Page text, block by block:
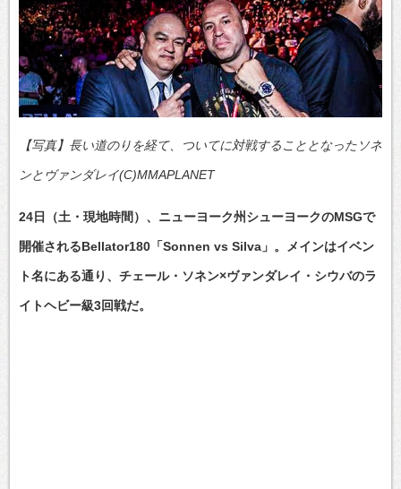
【写真】長い道のりを経て、ついてに対戦することとなったソネ
ンとヴァンダレイ(C)MMAPLANET
24日（土・現地時間）、ニューヨーク州シューヨークのMSGで
開催されるBellator180「Sonnen vs Silva」。メインはイベン
ト名にある通り、チェール・ソネン×ヴァンダレイ・シウバのラ
イトヘビー級3回戦だ。